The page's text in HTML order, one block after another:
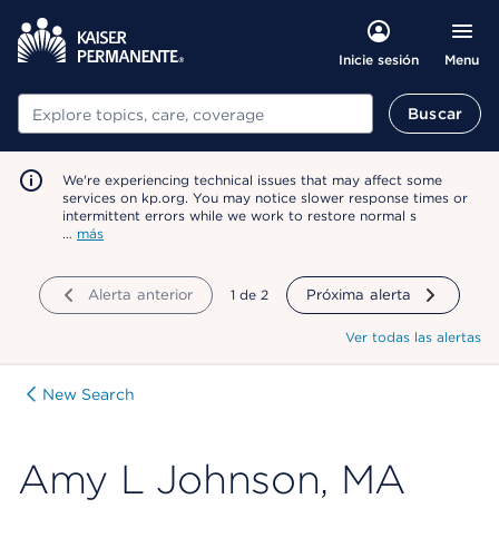
Inicie sesión Menu
Buscar Buscar
We're experiencing technical issues that may affect some
services on kp.org. You may notice slower response times or
intermittent errors while we work to restore normal s
… más
Alerta anterior mostrando
1 de 2 Próxima alerta
Ver todas las alertas
New Search
Amy L Johnson, MA